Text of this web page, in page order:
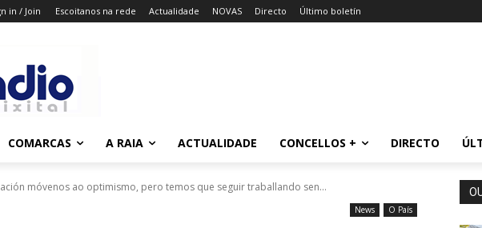
in / Join Escoitanos na rede Actualidade NOVAS Directo Último boletín
COMARCAS A RAIA ACTUALIDADE CONCELLOS + DIRECTO
móvenos ao optimismo, pero temos que seguir traballando sen...
News O País